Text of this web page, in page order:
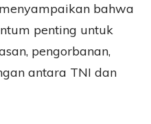
bahwa
penting untuk
pengorbanan,
antara TNI dan